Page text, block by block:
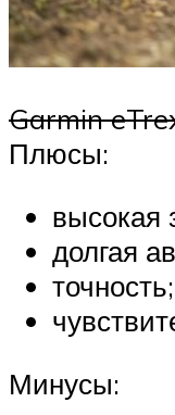
Garmin
Плюсы:
высокая
долгая
точность;
Минусы: